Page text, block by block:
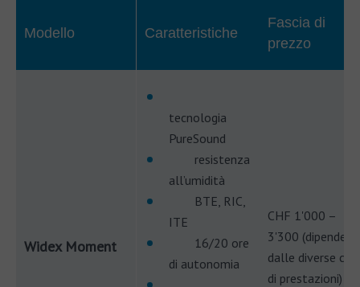
Modello Caratteristiche
Fascia di
prezzo
Widex Moment
tecnologia
PureSound
resistenza
all’umidità
BTE, RIC,
ITE
16/20 ore
di autonomia
CHF 1'000 –
3'300 (dipende
dalle diverse
di prestazioni)